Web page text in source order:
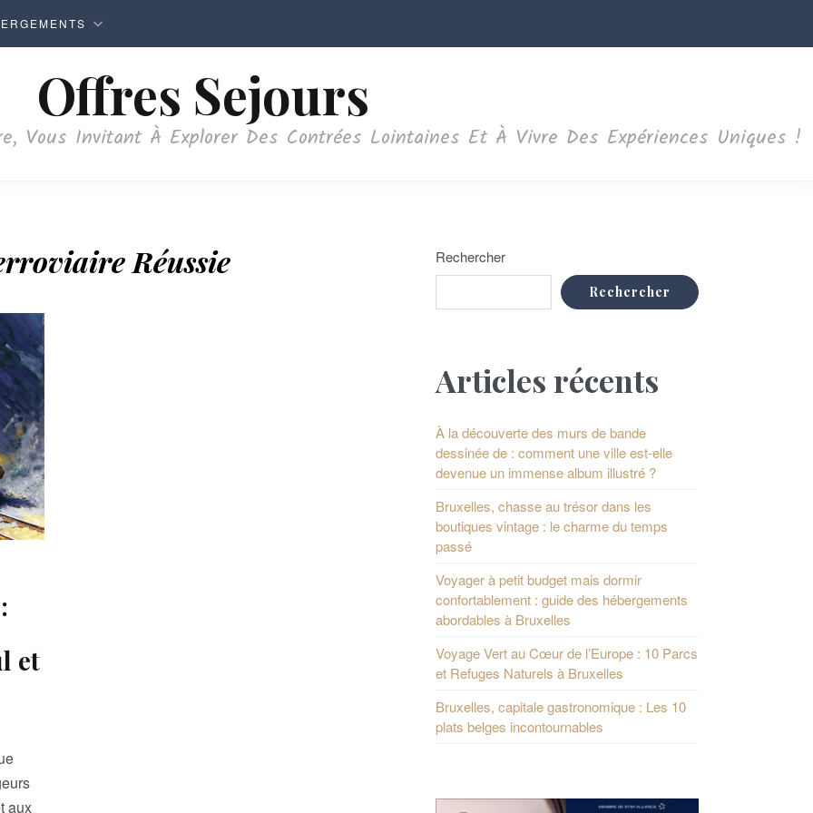
Offres Sejours
Vous Invitant À Explorer Des Contrées Lointaines Et À Vivre Des Expériences Uniques !
Réussie
et
aux
Rechercher
Rechercher
Articles récents
À la découverte des murs de bande
dessinée de : comment une ville est-elle
devenue un immense album illustré ?
Bruxelles, chasse au trésor dans les
boutiques vintage : le charme du temps
passé
Voyager à petit budget mais dormir
confortablement : guide des hébergements
abordables à Bruxelles
Voyage Vert au Cœur de l’Europe : 10 Parcs
et Refuges Naturels à Bruxelles
Bruxelles, capitale gastronomique : Les 10
plats belges incontournables